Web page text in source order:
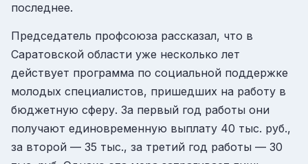
последнее.
Председатель профсоюза рассказал, что в
Саратовской области уже несколько лет
действует программа по социальной поддержке
молодых специалистов, пришедших на работу в
бюджетную сферу. За первый год работы они
получают единовременную выплату 40 тыс. руб.,
за второй — 35 тыс., за третий год работы — 30